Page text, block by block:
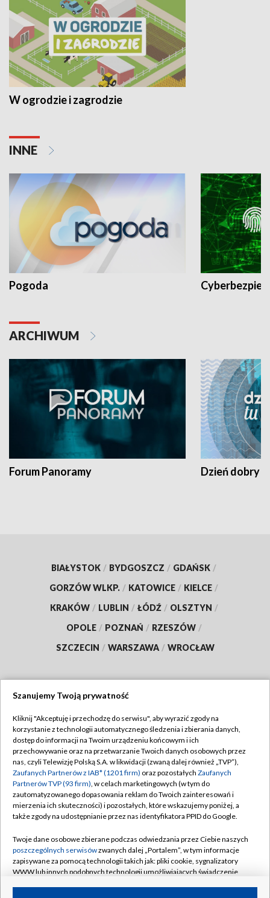
W ogrodzie i zagrodzie
INNE
Pogoda
ARCHIWUM
Forum Panoramy Dzień dobry
BIAŁYSTOK / BYDGOSZCZ / GDAŃSK /
GORZÓW WLKP. / KATOWICE / KIELCE /
KRAKÓW / LUBLIN / ŁÓDŹ / OLSZTYN /
OPOLE / POZNAŃ / RZESZÓW /
SZCZECIN / WARSZAWA / WROCŁAW
TVP
Abonament TVP
Emisja w TVP
Centrum informacji TVP
Naziemna Telewizja Cyfrowa
Rada Programowa
System NOS
Informacje o nadawcy
Regulamin TVP
Polityka prywatności
Moje zgody
Pomoc
Kontakt
Kanały
Szanujemy Twoją prywatność
Kliknij "Akceptuję i przechodzę do serwisu", aby wyrazić zgody na
korzystanie z technologii automatycznego śledzenia i zbierania danych,
dostęp do informacji na Twoim urządzeniu końcowym i ich
przechowywanie oraz na przetwarzanie Twoich danych osobowych przez
nas, czyli Telewizję Polską S.A. w likwidacji (zwaną dalej również „TVP”),
Zaufanych Partnerów z IAB* (1201 firm) oraz pozostałych Zaufanych
Partnerów TVP (93 firm), w celach marketingowych (w tym do
zautomatyzowanego dopasowania reklam do Twoich zainteresowań i
mierzenia ich skuteczności) i pozostałych, które wskazujemy poniżej, a
także zgody na udostępnianie przez nas identyfikatora PPID do Google.
Twoje dane osobowe zbierane podczas odwiedzania przez Ciebie naszych
poszczególnych serwisówzwanych dalej „Portalem”, w tym informacje
zapisywane za pomocą technologii takich jak: pliki cookie, sygnalizatory
WWW lub innych podobnych technologii umożliwiających świadczenie